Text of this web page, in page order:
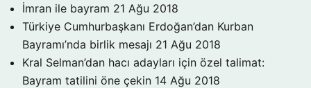
İmran ile bayram 21 Ağu 2018
Türkiye Cumhurbaşkanı Erdoğan’dan Kurban
Bayramı’nda birlik mesajı 21 Ağu 2018
Kral Selman’dan hacı adayları için özel talimat:
Bayram tatilini öne çekin 14 Ağu 2018